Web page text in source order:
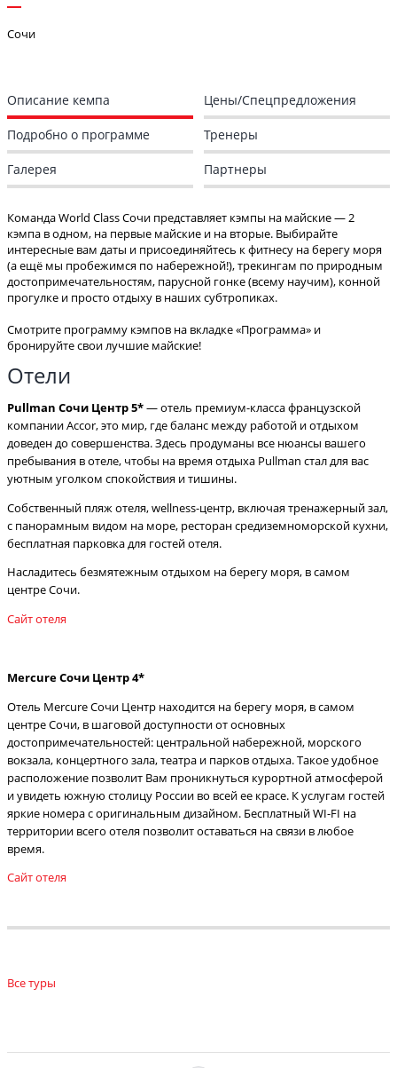
Сочи
Описание кемпа Цены/Спецпредложения
Подробно о программе Тренеры
Галерея Партнеры
Команда World Class Сочи представляет кэмпы на майские — 2
кэмпа в одном, на первые майские и на вторые. Выбирайте
интересные вам даты и присоединяйтесь к фитнесу на берегу моря
(а ещё мы пробежимся по набережной!), трекингам по природным
достопримечательностям, парусной гонке (всему научим), конной
прогулке и просто отдыху в наших субтропиках.
Смотрите программу кэмпов на вкладке «Программа» и
бронируйте свои лучшие майские!
Отели
Pullman Сочи Центр 5*— отель премиум-класса французской
компании Accor, это мир, где баланс между работой и отдыхом
доведен до совершенства. Здесь продуманы все нюансы вашего
пребывания в отеле, чтобы на время отдыха Pullman стал для вас
уютным уголком спокойствия и тишины.
Собственный пляж отеля, wellness-центр, включая тренажерный зал,
с панорамным видом на море, ресторан средиземноморской кухни,
бесплатная парковка для гостей отеля.
Насладитесь безмятежным отдыхом на берегу моря, в самом
центре Сочи.
Сайт отеля
Mercure Сочи Центр 4*
Отель Mercure Сочи Центр находится на берегу моря, в самом
центре Сочи, в шаговой доступности от основных
достопримечательностей: центральной набережной, морского
вокзала, концертного зала, театра и парков отдыха. Такое удобное
расположение позволит Вам проникнуться курортной атмосферой
и увидеть южную столицу России во всей ее красе. К услугам гостей
яркие номера с оригинальным дизайном. Бесплатный WI-FI на
территории всего отеля позволит оставаться на связи в любое
время.
Сайт отеля
Все туры